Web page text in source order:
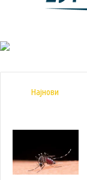
Најнови